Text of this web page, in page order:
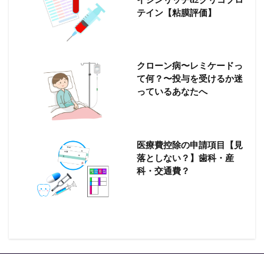
テイン【粘膜評価】
クローン病〜レミケードっ
て何？〜投与を受けるか迷
っているあなたへ
医療費控除の申請項目【見
落としない？】歯科・産
科・交通費？